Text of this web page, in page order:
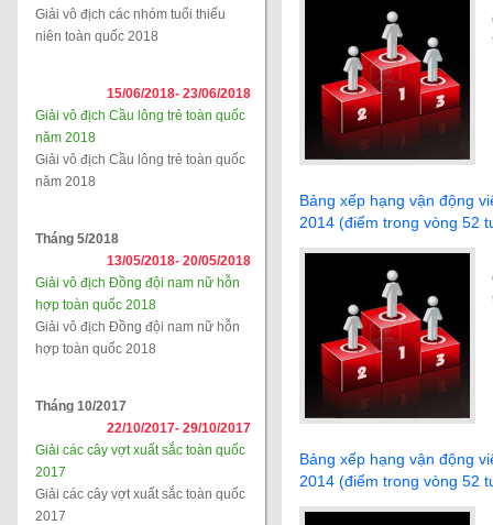
Giải vô địch các nhóm tuổi thiếu
niên toàn quốc 2018
15/06/2018- 23/06/2018
Giải vô địch Cầu lông trẻ toàn quốc
năm 2018
Giải vô địch Cầu lông trẻ toàn quốc
năm 2018
Tháng 5/2018
13/05/2018- 20/05/2018
Giải vô địch Đồng đội nam nữ hỗn
hợp toàn quốc 2018
Giải vô địch Đồng đội nam nữ hỗn
hợp toàn quốc 2018
Tháng 10/2017
22/10/2017- 29/10/2017
Giải các cây vợt xuất sắc toàn quốc
2017
Giải các cây vợt xuất sắc toàn quốc
2017
Bảng xếp hạng vận động
2014 (điểm trong vòng 52
Bảng xếp hạng vận động
2014 (điểm trong vòng 52